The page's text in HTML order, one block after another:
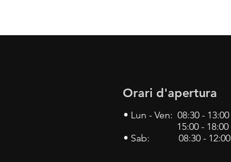
Orari d'apertura
• Lun - Ven: 08:30 - 13:00
15:00 - 18:00
• Sab: 08:30 - 12:00